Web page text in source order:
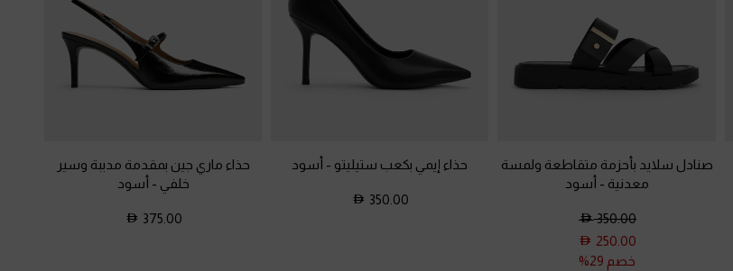
صنادل سلايد بأحزمة متقاطعة ولمسة
معدنية - أسود
350.00
250.00
خصم 29%
حذاء إيمي بكعب ستيليتو - أسود
350.00
حذاء ماري جين بمقدمة مدببة وسير
خلفي - أسود
375.00